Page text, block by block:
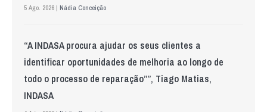
5 Ago. 2026 | Nádia Conceição
“A INDASA procura ajudar os seus clientes a
identificar oportunidades de melhoria ao longo de
todo o processo de reparação””, Tiago Matias,
INDASA